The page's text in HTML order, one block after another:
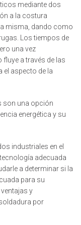
mediante dos
a la costura
misma, dando como
Los tiempos de
una vez
a través de las
el aspecto de la
son una opción
energética y su
industriales en el
adecuada
a determinar si la
para su
y
por